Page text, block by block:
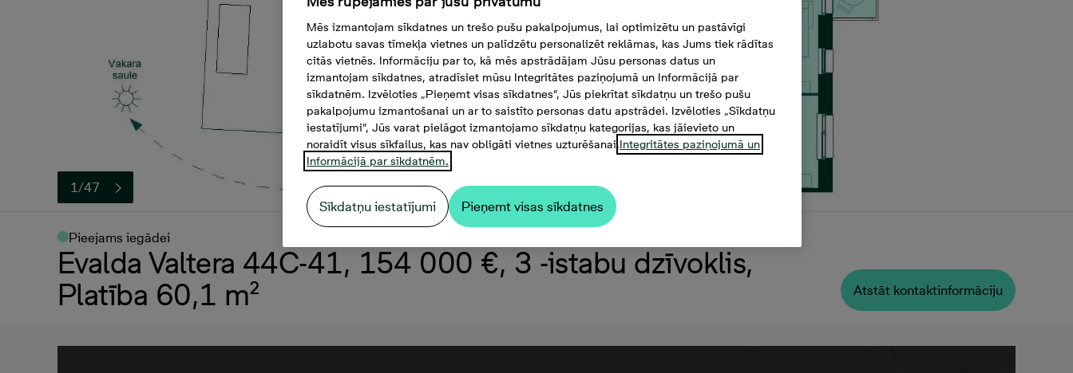
1/47
Pieejams iegādei
Evalda Valtera 44C-41, 154 000 €, 3 -istabu dzīvoklis,
Platība 60,1 m²
Atstāt kontaktinformāciju
Mēs izmantojam sīkdatnes un trešo pušu pakalpojumus, lai optimizētu un pastāvīgi
uzlabotu savas tīmekļa vietnes un palīdzētu personalizēt reklāmas, kas Jums tiek rādītas
citās vietnēs. Informāciju par to, kā mēs apstrādājam Jūsu personas datus un
izmantojam sīkdatnes, atradīsiet mūsu Integritātes paziņojumā un Informācijā par
sīkdatnēm. Izvēloties „Pieņemt visas sīkdatnes”, Jūs piekrītat sīkdatņu un trešo pušu
pakalpojumu izmantošanai un ar to saistīto personas datu apstrādei. Izvēloties „Sīkdatņu
iestatījumi”, Jūs varat pielāgot izmantojamo sīkdatņu kategorijas, kas jāievieto un
noraidīt visus sīkfailus, kas nav obligāti vietnes uzturēšanai.Integritātes paziņojumā un
Informācijā par sīkdatnēm.
Sīkdatņu iestatījumi Pieņemt visas sīkdatnes